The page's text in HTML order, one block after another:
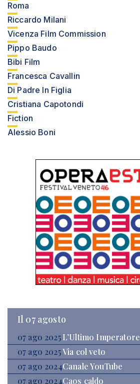
Roma
Riccardo Milani
Vicenza Film Commission
Pippo Baudo
Bibi Film
Francesca Cavallin
Di Padre In Figlia
Cristiana Capotondi
Fiction
Alessio Boni
Il 07 agosto
07 ago 2025 L’Ultimo Imperatore
07 ago 2025Via col veto
07 ago 2024Canale YouTube
07 ago 2024Caos caldo